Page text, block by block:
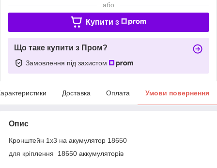
або
Купити з
Що таке купити з Пром?
Замовлення під захистом
Доставка Оплата Умови повернення
Опис
Кронштейн 1х3 на акумулятор 18650
для кріплення 18650 аккумуляторів